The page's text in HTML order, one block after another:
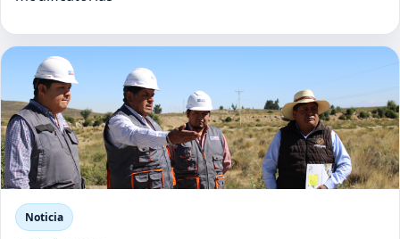
Noticia